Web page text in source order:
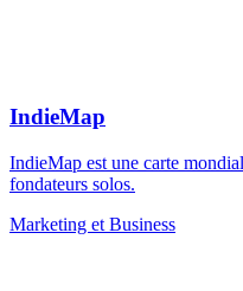
IndieMap
IndieMap est une carte
fondateurs solos.
Marketing et Business